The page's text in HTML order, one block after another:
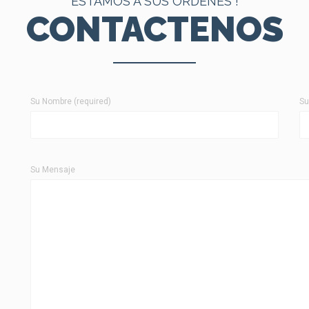
CONTACTENOS
Su Nombre (required)
Su Mensaje